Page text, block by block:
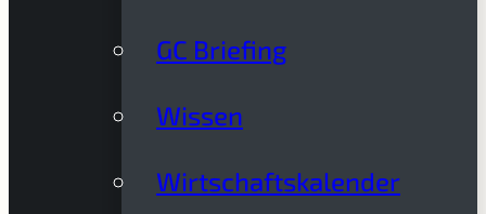
GC Briefing
Wissen
Wirtschaftskalender